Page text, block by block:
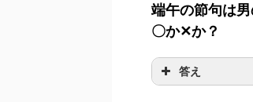
端午の節句は男
〇か✕か？
答え